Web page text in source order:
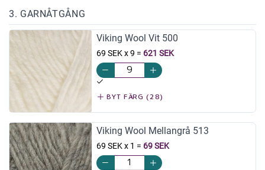
3. GARNÅTGÅNG
Viking Wool Vit 500
69 SEK x 9 = 621 SEK
BYT FÄRG (28)
Viking Wool Mellangrå 513
69 SEK x 1 = 69 SEK